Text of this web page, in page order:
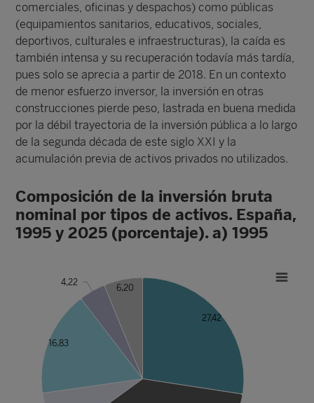
comerciales, oficinas y despachos) como públicas
(equipamientos sanitarios, educativos, sociales,
deportivos, culturales e infraestructuras), la caída es
también intensa y su recuperación todavía más tardía,
pues solo se aprecia a partir de 2018. En un contexto
de menor esfuerzo inversor, la inversión en otras
construcciones pierde peso, lastrada en buena medida
por la débil trayectoria de la inversión pública a lo largo
de la segunda década de este siglo XXI y la
acumulación previa de activos privados no utilizados.
Composición de la inversión bruta
nominal por tipos de activos. España,
1995 y 2025 (porcentaje). a) 1995
27,42
16,83
4,22
6,20